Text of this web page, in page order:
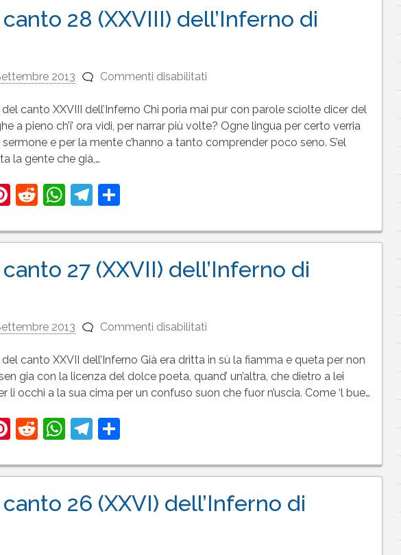
28 (XXVIII) dell’Inferno di
2013 Commenti disabilitatisu
del
canto
28
canto XXVIII dell’Inferno Chi poria mai pur con parole sciolte dicer del
a pieno ch’i’ ora vidi, per narrar più volte? Ogne lingua per certo verria
e per la mente c’hanno a tanto comprender poco seno. S’el
la gente che già,…
Pinterest
Reddit
WhatsApp
Telegram
Condividi
27 (XXVII) dell’Inferno di
2013 Commenti disabilitatisu
del
canto
27
canto XXVII dell’Inferno Già era dritta in sù la fiamma e queta per non
gia con la licenza del dolce poeta, quand’ un’altra, che dietro a lei
li occhi a la sua cima per un confuso suon che fuor n’uscia. Come ‘l bue…
Pinterest
Reddit
WhatsApp
Telegram
Condividi
26 (XXVI) dell’Inferno di